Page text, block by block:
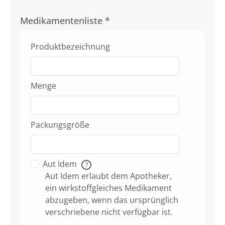
Medikamentenliste *
Produktbezeichnung
Menge
Packungsgröße
Aut Idem ?
Aut Idem erlaubt dem Apotheker,
ein wirkstoffgleiches Medikament
abzugeben, wenn das ursprünglich
verschriebene nicht verfügbar ist.